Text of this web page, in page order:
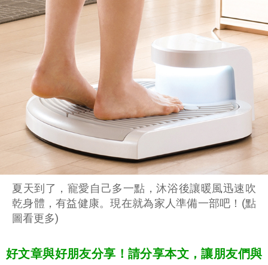
夏天到了，寵愛自己多一點，沐浴後讓暖風迅速吹
乾身體，有益健康。現在就為家人準備一部吧！(點
圖看更多)
好文章與好朋友分享！請分享本文，讓朋友們與